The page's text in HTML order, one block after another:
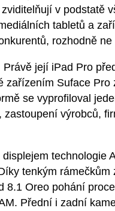
v podstatě
tabletů a
rozhodně
její iPad Pro
zařízením Suface
se vyprofiloval
výrobců,
technologie
tenkým
8.1 Oreo pohání
Přední i zadní